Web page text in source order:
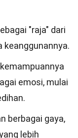
"raja" dari
keanggunannya.
emosi, mulai
berbagai gaya,
lebih